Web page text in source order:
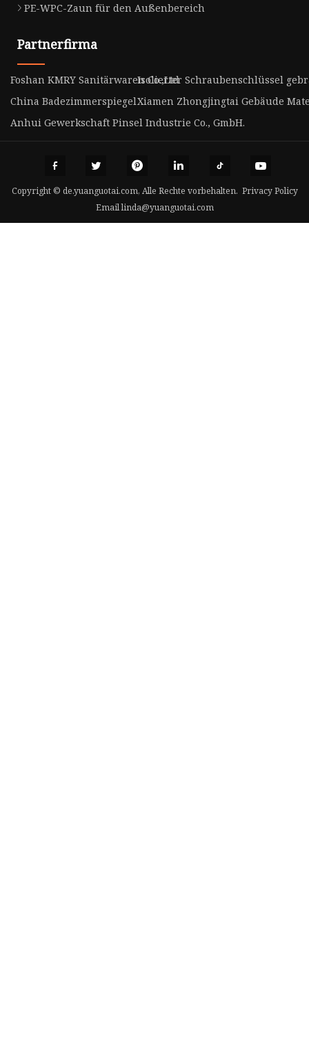
PE-WPC-Zaun für den Außenbereich
Partnerfirma
Foshan KMRY Sanitärwaren Co.,LtdIsolierter Schraubenschlüssel
China BadezimmerspiegelXiamen Zhongjingtai Gebäude
Anhui Gewerkschaft Pinsel Industrie Co., GmbH.
Copyright © de.yuanguotai.com, Alle Rechte vorbehalten. Privacy Policy
Emaillinda@yuanguotai.com